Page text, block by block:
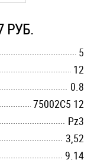
РУБ.
5
12
0.8
75002C5 12
Pz3
3,52
9.14